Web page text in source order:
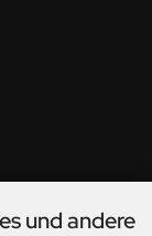
und andere